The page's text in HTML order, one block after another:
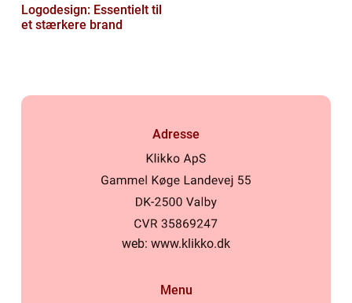
Logodesign: Essentielt til
et stærkere brand
Adresse
web: www.klikko.dk
Menu